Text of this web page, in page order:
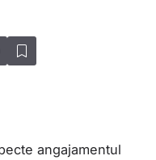
angajamentul